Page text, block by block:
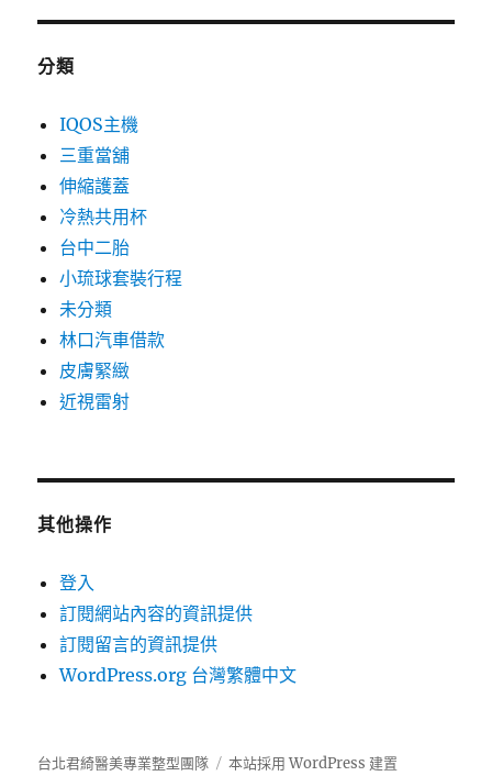
分類
IQOS主機
三重當舖
伸縮護蓋
冷熱共用杯
台中二胎
小琉球套裝行程
未分類
林口汽車借款
皮膚緊緻
近視雷射
其他操作
登入
訂閱網站內容的資訊提供
訂閱留言的資訊提供
WordPress.org 台灣繁體中文
台北君綺醫美專業整型團隊 本站採用 WordPress 建置